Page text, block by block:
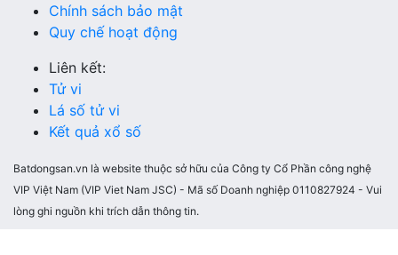
Chính sách bảo mật
Quy chế hoạt động
Liên kết:
Tử vi
Lá số tử vi
Kết quả xổ số
Batdongsan.vn là website thuộc sở hữu của Công ty Cổ Phần công nghệ
VIP Việt Nam (VIP Viet Nam JSC) - Mã số Doanh nghiệp 0110827924 - Vui
lòng ghi nguồn khi trích dẫn thông tin.